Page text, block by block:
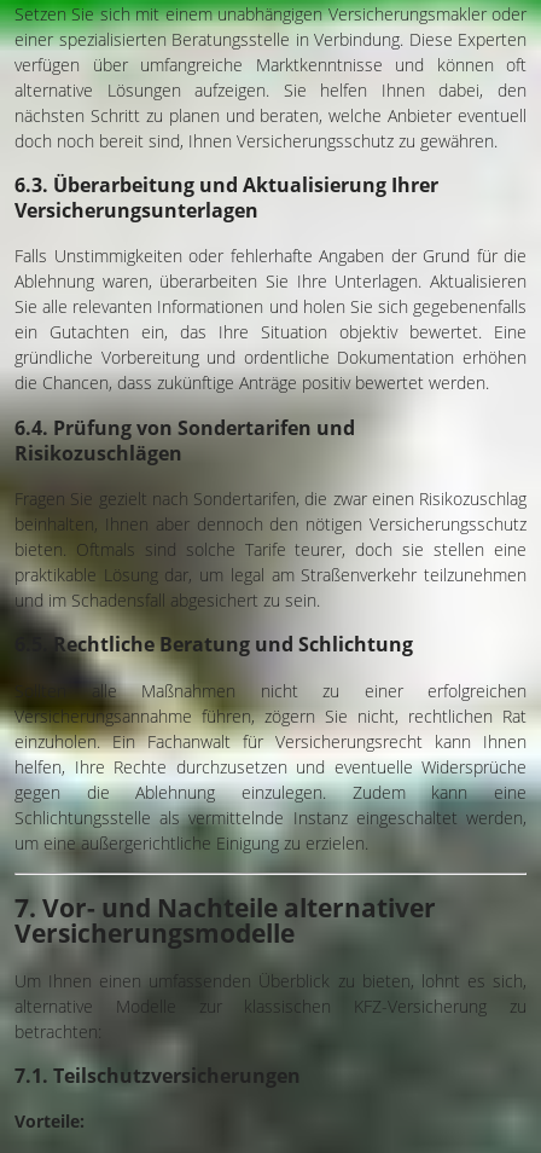
Setzen Sie sich mit einem unabhängigen Versicherungsmakler oder
einer spezialisierten Beratungsstelle in Verbindung. Diese Experten
verfügen über umfangreiche Marktkenntnisse und können oft
alternative Lösungen aufzeigen. Sie helfen Ihnen dabei, den
nächsten Schritt zu planen und beraten, welche Anbieter eventuell
doch noch bereit sind, Ihnen Versicherungsschutz zu gewähren.
6.3. Überarbeitung und Aktualisierung Ihrer
Versicherungsunterlagen
Falls Unstimmigkeiten oder fehlerhafte Angaben der Grund für die
Ablehnung waren, überarbeiten Sie Ihre Unterlagen. Aktualisieren
Sie alle relevanten Informationen und holen Sie sich gegebenenfalls
ein Gutachten ein, das Ihre Situation objektiv bewertet. Eine
gründliche Vorbereitung und ordentliche Dokumentation erhöhen
die Chancen, dass zukünftige Anträge positiv bewertet werden.
6.4. Prüfung von Sondertarifen und
Risikozuschlägen
Fragen Sie gezielt nach Sondertarifen, die zwar einen Risikozuschlag
beinhalten, Ihnen aber dennoch den nötigen Versicherungsschutz
bieten. Oftmals sind solche Tarife teurer, doch sie stellen eine
praktikable Lösung dar, um legal am Straßenverkehr teilzunehmen
und im Schadensfall abgesichert zu sein.
6.5. Rechtliche Beratung und Schlichtung
Sollten alle Maßnahmen nicht zu einer erfolgreichen
Versicherungsannahme führen, zögern Sie nicht, rechtlichen Rat
einzuholen. Ein Fachanwalt für Versicherungsrecht kann Ihnen
helfen, Ihre Rechte durchzusetzen und eventuelle Widersprüche
gegen die Ablehnung einzulegen. Zudem kann eine
Schlichtungsstelle als vermittelnde Instanz eingeschaltet werden,
um eine außergerichtliche Einigung zu erzielen.
7. Vor- und Nachteile alternativer
Versicherungsmodelle
Um Ihnen einen umfassenden Überblick zu bieten, lohnt es sich,
alternative Modelle zur klassischen KFZ-Versicherung zu
betrachten:
7.1. Teilschutzversicherungen
Vorteile: